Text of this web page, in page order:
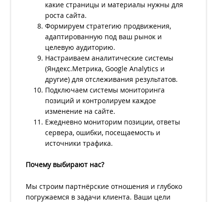
какие страницы и материалы нужны для
роста сайта.
Формируем стратегию продвижения,
адаптированную под ваш рынок и
целевую аудиторию.
Настраиваем аналитические системы
(Яндекс.Метрика, Google Analytics и
другие) для отслеживания результатов.
Подключаем системы мониторинга
позиций и контролируем каждое
изменение на сайте.
Ежедневно мониторим позиции, ответы
сервера, ошибки, посещаемость и
источники трафика.
Почему выбирают нас?
Мы строим партнёрские отношения и глубоко
погружаемся в задачи клиента. Ваши цели